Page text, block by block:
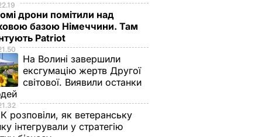
дрони помітили над
базою Німеччини. Там
Patriot
На Волині завершили
ексгумацію жертв Другої
світової. Виявили останки
розповіли, як ветеранську
інтегрували у стратегію